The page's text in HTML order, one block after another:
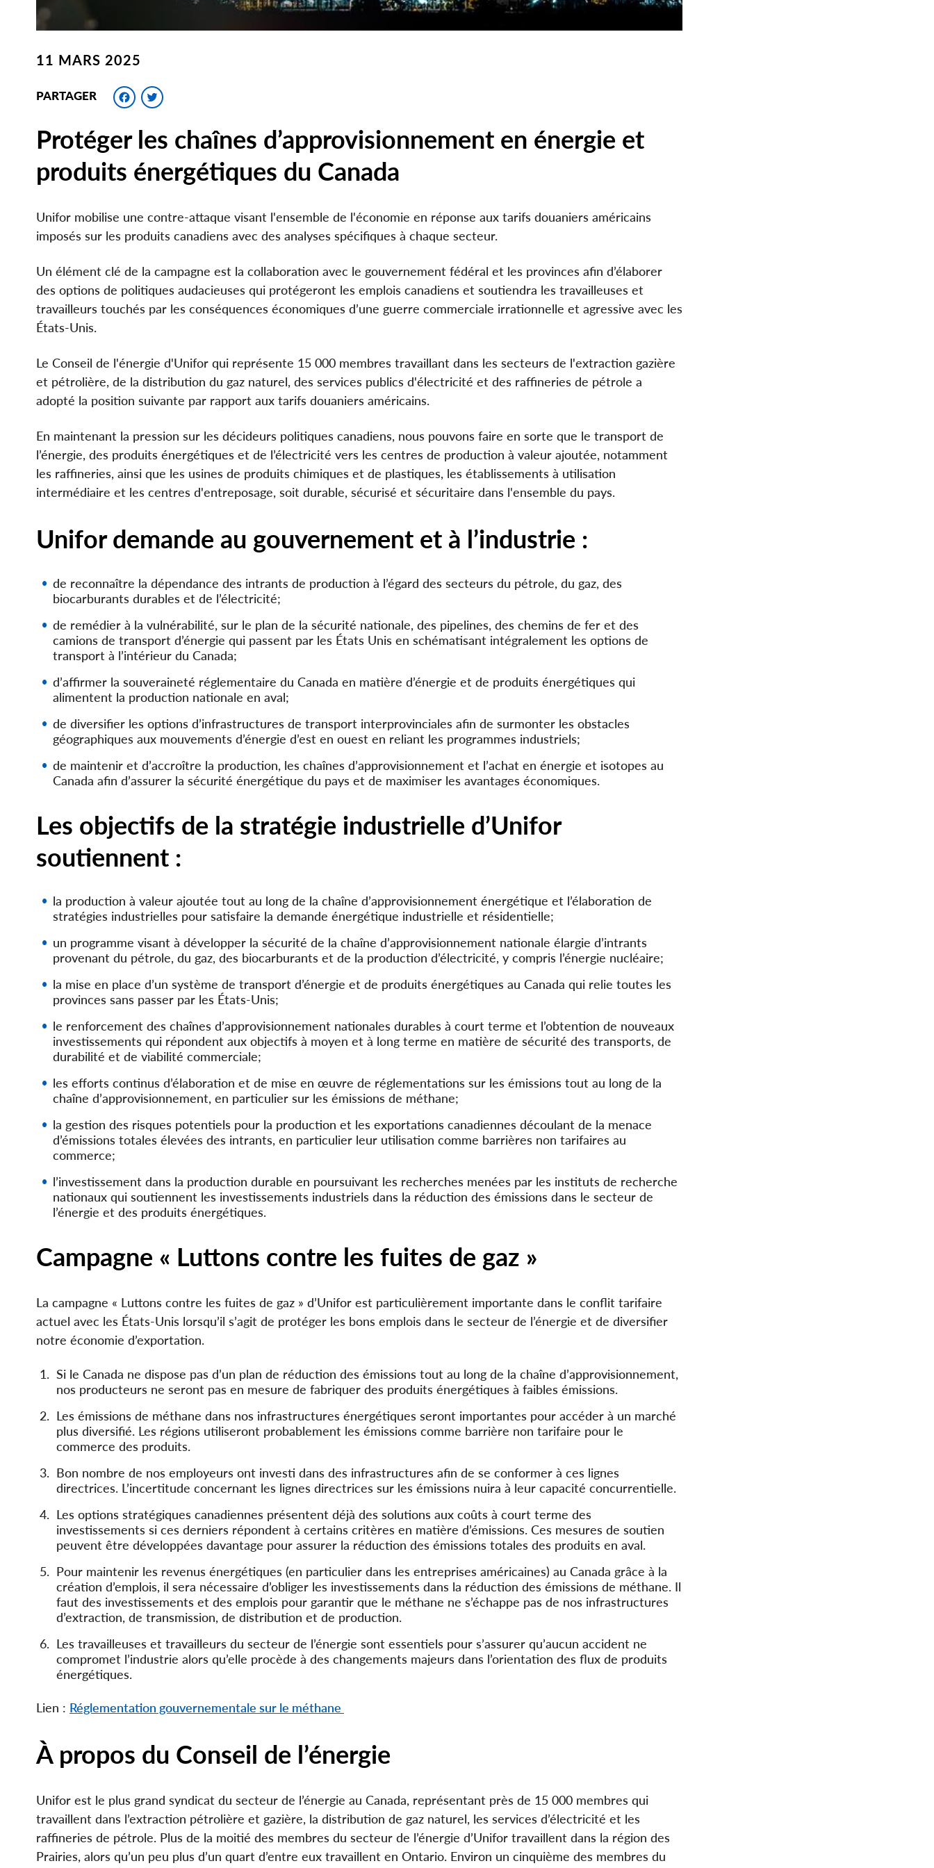
11 MARS 2025
PARTAGER Facebook
Protéger les chaînes d’approvisionnement en énergie et
produits énergétiques du Canada
Unifor mobilise une contre-attaque visant l'ensemble de l'économie en réponse aux tarifs douaniers américains
imposés sur les produits canadiens avec des analyses spécifiques à chaque secteur.
Un élément clé de la campagne est la collaboration avec le gouvernement fédéral et les provinces afin d’élaborer
des options de politiques audacieuses qui protégeront les emplois canadiens et soutiendra les travailleuses et
travailleurs touchés par les conséquences économiques d’une guerre commerciale irrationnelle et agressive avec les
États-Unis.
Le Conseil de l'énergie d'Unifor qui représente 15 000 membres travaillant dans les secteurs de l'extraction gazière
et pétrolière, de la distribution du gaz naturel, des services publics d'électricité et des raffineries de pétrole a
adopté la position suivante par rapport aux tarifs douaniers américains.
En maintenant la pression sur les décideurs politiques canadiens, nous pouvons faire en sorte que le transport de
l’énergie, des produits énergétiques et de l’électricité vers les centres de production à valeur ajoutée, notamment
les raffineries, ainsi que les usines de produits chimiques et de plastiques, les établissements à utilisation
intermédiaire et les centres d'entreposage, soit durable, sécurisé et sécuritaire dans l'ensemble du pays.
Unifor demande au gouvernement et à l’industrie :
de reconnaître la dépendance des intrants de production à l’égard des secteurs du pétrole, du gaz, des
biocarburants durables et de l’électricité;
de remédier à la vulnérabilité, sur le plan de la sécurité nationale, des pipelines, des chemins de fer et des
camions de transport d’énergie qui passent par les États Unis en schématisant intégralement les options de
transport à l’intérieur du Canada;
d’affirmer la souveraineté réglementaire du Canada en matière d’énergie et de produits énergétiques qui
alimentent la production nationale en aval;
de diversifier les options d’infrastructures de transport interprovinciales afin de surmonter les obstacles
géographiques aux mouvements d’énergie d’est en ouest en reliant les programmes industriels;
de maintenir et d’accroître la production, les chaînes d’approvisionnement et l’achat en énergie et isotopes au
Canada afin d’assurer la sécurité énergétique du pays et de maximiser les avantages économiques.
Les objectifs de la stratégie industrielle d’Unifor
soutiennent :
la production à valeur ajoutée tout au long de la chaîne d’approvisionnement énergétique et l’élaboration de
stratégies industrielles pour satisfaire la demande énergétique industrielle et résidentielle;
un programme visant à développer la sécurité de la chaîne d’approvisionnement nationale élargie d’intrants
provenant du pétrole, du gaz, des biocarburants et de la production d’électricité, y compris l’énergie nucléaire;
la mise en place d’un système de transport d’énergie et de produits énergétiques au Canada qui relie toutes les
provinces sans passer par les États-Unis;
le renforcement des chaînes d’approvisionnement nationales durables à court terme et l’obtention de nouveaux
investissements qui répondent aux objectifs à moyen et à long terme en matière de sécurité des transports, de
durabilité et de viabilité commerciale;
les efforts continus d’élaboration et de mise en œuvre de réglementations sur les émissions tout au long de la
chaîne d’approvisionnement, en particulier sur les émissions de méthane;
la gestion des risques potentiels pour la production et les exportations canadiennes découlant de la menace
d’émissions totales élevées des intrants, en particulier leur utilisation comme barrières non tarifaires au
commerce;
l’investissement dans la production durable en poursuivant les recherches menées par les instituts de recherche
nationaux qui soutiennent les investissements industriels dans la réduction des émissions dans le secteur de
l’énergie et des produits énergétiques.
Campagne « Luttons contre les fuites de gaz »
La campagne « Luttons contre les fuites de gaz » d’Unifor est particulièrement importante dans le conflit tarifaire
actuel avec les États-Unis lorsqu’il s’agit de protéger les bons emplois dans le secteur de l’énergie et de diversifier
notre économie d’exportation.
Si le Canada ne dispose pas d’un plan de réduction des émissions tout au long de la chaîne d’approvisionnement,
nos producteurs ne seront pas en mesure de fabriquer des produits énergétiques à faibles émissions.
Les émissions de méthane dans nos infrastructures énergétiques seront importantes pour accéder à un marché
plus diversifié. Les régions utiliseront probablement les émissions comme barrière non tarifaire pour le
commerce des produits.
Bon nombre de nos employeurs ont investi dans des infrastructures afin de se conformer à ces lignes
directrices. L’incertitude concernant les lignes directrices sur les émissions nuira à leur capacité concurrentielle.
Les options stratégiques canadiennes présentent déjà des solutions aux coûts à court terme des
investissements si ces derniers répondent à certains critères en matière d’émissions. Ces mesures de soutien
peuvent être développées davantage pour assurer la réduction des émissions totales des produits en aval.
Pour maintenir les revenus énergétiques (en particulier dans les entreprises américaines) au Canada grâce à la
création d’emplois, il sera nécessaire d’obliger les investissements dans la réduction des émissions de méthane. Il
faut des investissements et des emplois pour garantir que le méthane ne s’échappe pas de nos infrastructures
d’extraction, de transmission, de distribution et de production.
Les travailleuses et travailleurs du secteur de l’énergie sont essentiels pour s’assurer qu’aucun accident ne
compromet l’industrie alors qu’elle procède à des changements majeurs dans l’orientation des flux de produits
énergétiques.
Lien : Réglementation gouvernementale sur le méthane
À propos du Conseil de l’énergie
Unifor est le plus grand syndicat du secteur de l’énergie au Canada, représentant près de 15 000 membres qui
travaillent dans l’extraction pétrolière et gazière, la distribution de gaz naturel, les services d’électricité et les
raffineries de pétrole. Plus de la moitié des membres du secteur de l’énergie d’Unifor travaillent dans la région des
Prairies, alors qu’un peu plus d’un quart d’entre eux travaillent en Ontario. Environ un cinquième des membres du